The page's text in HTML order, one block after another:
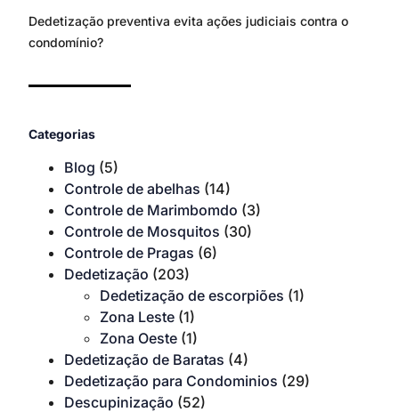
Dedetização preventiva evita ações judiciais contra o
condomínio?
Categorias
Blog (5)
Controle de abelhas (14)
Controle de Marimbomdo (3)
Controle de Mosquitos (30)
Controle de Pragas (6)
Dedetização (203)
Dedetização de escorpiões (1)
Zona Leste (1)
Zona Oeste (1)
Dedetização de Baratas (4)
Dedetização para Condominios (29)
Descupinização (52)